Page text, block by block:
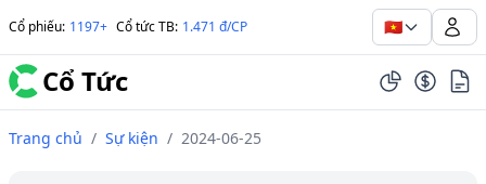
Cổ phiếu: 1197+ Cổ tức TB: 1.471 đ/CP 🇻🇳
Cổ Tức
Trang chủ / Sự kiện / 2024-06-25